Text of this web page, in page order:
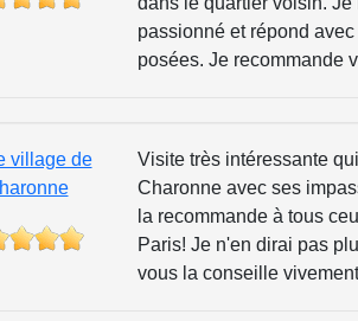
passionné et répond
posées. Je recommande
village de
Visite très intéressante
Charonne avec ses
la recommande à tous
Paris! Je n'en dirai pas
vous la conseille